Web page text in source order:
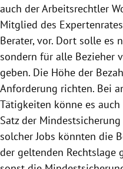
auch der Arbeitsrechtler
Mitglied des
Berater, vor. Dort solle es
sondern für alle Bezieher
geben. Die Höhe der
Anforderung richten. Bei
Tätigkeiten könne es
Satz der
solcher Jobs könnten die
der geltenden Rechtslage